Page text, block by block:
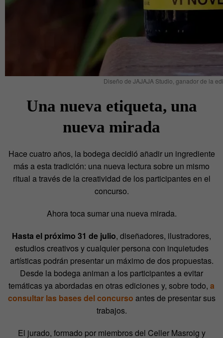
Diseño de JAJAJA Studio, ganador de la
Una nueva etiqueta, una
nueva mirada
Hace cuatro años, la bodega decidió añadir un ingrediente
más a esta tradición: una nueva lectura sobre un mismo
ritual a través de la creatividad de los participantes en el
concurso.
Ahora toca sumar una nueva mirada.
Hasta el próximo 31 de julio, diseñadores, ilustradores,
estudios creativos y cualquier persona con inquietudes
artísticas podrán presentar un máximo de dos propuestas.
Desde la bodega animan a los participantes a evitar
temáticas ya abordadas en otras ediciones y, sobre todo, a
consultar las bases del concurso antes de presentar sus
trabajos.
El jurado, formado por miembros del Celler Masroig y